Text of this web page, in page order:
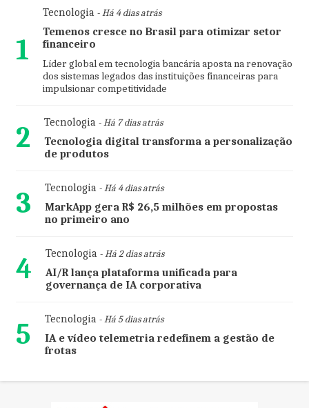
1
Tecnologia- Há 4 dias atrás
Temenos cresce no Brasil para otimizar setor
financeiro
Líder global em tecnologia bancária aposta na renovação
dos sistemas legados das instituições financeiras para
impulsionar competitividade
2 Tecnologia- Há 7 dias atrás
Tecnologia digital transforma a personalização
de produtos
3 Tecnologia- Há 4 dias atrás
MarkApp gera R$ 26,5 milhões em propostas
no primeiro ano
4 Tecnologia- Há 2 dias atrás
AI/R lança plataforma unificada para
governança de IA corporativa
5 Tecnologia- Há 5 dias atrás
IA e vídeo telemetria redefinem a gestão de
frotas